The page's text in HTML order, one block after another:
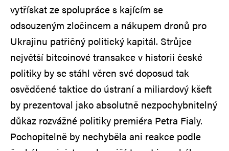
vytřískat ze spolupráce s kajícím se
odsouzeným zločincem a nákupem dronů pro
Ukrajinu patřičný politický kapitál. Strůjce
největší bitcoinové transakce v historii české
politiky by se stáhl věren své doposud tak
osvědčené taktice do ústraní a miliardový kšeft
by prezentoval jako absolutně nezpochybnitelný
důkaz rozvážné politiky premiéra Petra Fialy.
Pochopitelně by nechyběla ani reakce podle